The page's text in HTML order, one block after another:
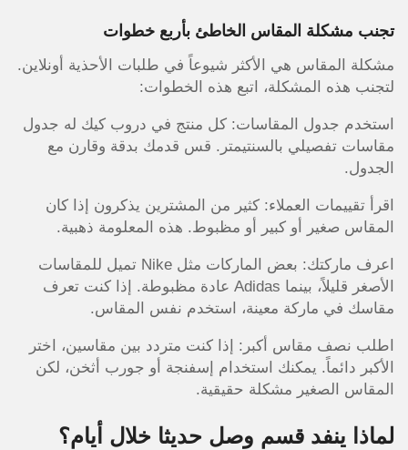
تجنب مشكلة المقاس الخاطئ بأربع خطوات
مشكلة المقاس هي الأكثر شيوعاً في طلبات الأحذية أونلاين.
لتجنب هذه المشكلة، اتبع هذه الخطوات:
استخدم جدول المقاسات: كل منتج في دروب كيك له جدول
مقاسات تفصيلي بالسنتيمتر. قس قدمك بدقة وقارن مع
الجدول.
اقرأ تقييمات العملاء: كثير من المشترين يذكرون إذا كان
المقاس صغير أو كبير أو مظبوط. هذه المعلومة ذهبية.
اعرف ماركتك: بعض الماركات مثل Nike تميل للمقاسات
الأصغر قليلاً، بينما Adidas عادة مظبوطة. إذا كنت تعرف
مقاسك في ماركة معينة، استخدم نفس المقاس.
اطلب نصف مقاس أكبر: إذا كنت متردد بين مقاسين، اختر
الأكبر دائماً. يمكنك استخدام إسفنجة أو جورب أثخن، لكن
المقاس الصغير مشكلة حقيقية.
لماذا ينفد قسم وصل حديثا خلال أيام؟